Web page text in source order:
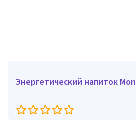
Энергетический напиток